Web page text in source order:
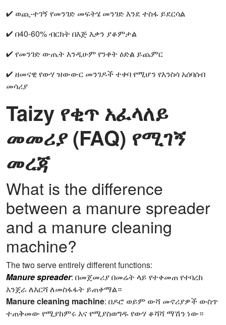
✔ ወጪ-ተገኝ የመንገድ መፍትሄ መንገድ እንደ ተስፋ ይደርሳል
✔ በ40-60% ብርክት በእጅ እቃን ያቆምታል
✔ የመንገድ ውጤት እንዲሁም የንቀት ዕድል ይጨምር
✔ ዘመናዊ የውሃ ዝውውር መንገዶች ተቀባ የሚሆን የእንስሳ አሰባሰብ
መሳሪያ
Taizy የቂጥ አፈላለይ
መመሪያ (FAQ) የሚገኝ
መረጃ
What is the difference
between a manure spreader
and a manure cleaning
machine?
The two serve entirely different functions:
Manure spreader: በመጀመሪያ በመሬት ላይ የተቀመጠ የተባረከ
እንጀራ ለእርሻ ለመስፋፋት ይጠቀማል።
Manure cleaning machine: በዶሮ ወይም ውሻ መኖሪያዎች ውስጥ
ተጠቅመው የሚያከምሩ እና የሚያስወግዱ የውሃ ቆሻሻ ማሽን ነው።